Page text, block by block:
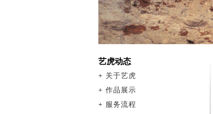
艺虎动态
+ 关于艺虎
+ 作品展示
+ 服务流程